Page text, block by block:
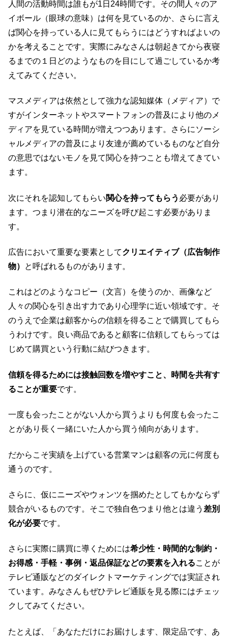
人間の活動時間は誰もが1日24時間です。その間人々のア
イボール（眼球の意味）は何を見ているのか、さらに言え
ば関心を持っている人に見てもらうにはどうすればよいの
かを考えることです。実際にみなさんは朝起きてから夜寝
るまでの１日どのようなものを目にして過ごしているか考
えてみてください。
マスメディアは依然として強力な認知媒体（メディア）で
すがインターネットやスマートフォンの普及により他のメ
ディアを見ている時間が増えつつあります。さらにソーシ
ャルメディアの普及により友達が薦めているものなど自分
の意思ではないモノを見て関心を持つことも増えてきてい
ます。
次にそれを認知してもらい関心を持ってもらう 必要があり
ます。つまり潜在的なニーズを呼び起こす必要がありま
す。
広告において重要な要素としてクリエイティブ（広告制作
物）
と呼ばれるものがあります。
これはどのようなコピー（文言）を使うのか、画像など
人々の関心を引き出す力であり心理学に近い領域です。そ
のうえで企業は顧客からの信頼を得ることで購買してもら
うわけです。良い商品であると顧客に信頼してもらっては
じめて購買という行動に結びつきます。
信頼を得るためには接触回数を増やすこと、時間を共有す
ることが重要です。
一度も会ったことがない人から買うよりも何度も会ったこ
とがあり長く一緒にいた人から買う傾向があります。
だからこそ実績を上げている営業マンは顧客の元に何度も
通うのです。
さらに、仮にニーズやウォンツを掴めたとしてもかならず
競合がいるものです。そこで独自色つまり他とは違う 差別
化が必要です。
さらに実際に購買に導くためには希少性・時間的な制約・
お得感・手軽・事例・返品保証などの要素を入れることが
テレビ通販などのダイレクトマーケティングでは実証され
ています。みなさんもぜひテレビ通販を見る際にはチェッ
クしてみてください。
たとえば、「あなただけにお届けします、限定品です、あ